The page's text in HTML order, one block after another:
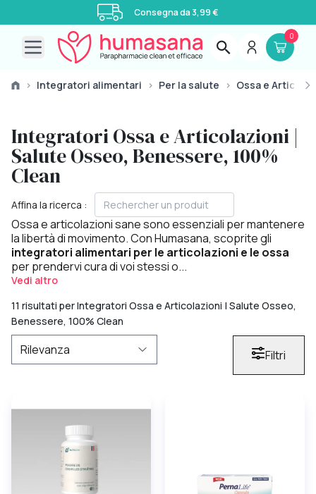
Consegna da 3,99 €
Open main menu
0
› Integratori alimentari › Per la salute › Ossa e
Integratori Ossa e Articolazioni |
Salute Osseo, Benessere, 100%
Clean
Affina la ricerca :
Ossa e articolazioni sane sono essenziali per mantenere
la libertà di movimento. Con Humasana, scoprite gli
integratori alimentari per le articolazioni e le ossa
per prendervi cura di voi stessi o...
Vedi altro
11 risultati per Integratori Ossa e Articolazioni | Salute Osseo,
Benessere, 100% Clean
Filtri